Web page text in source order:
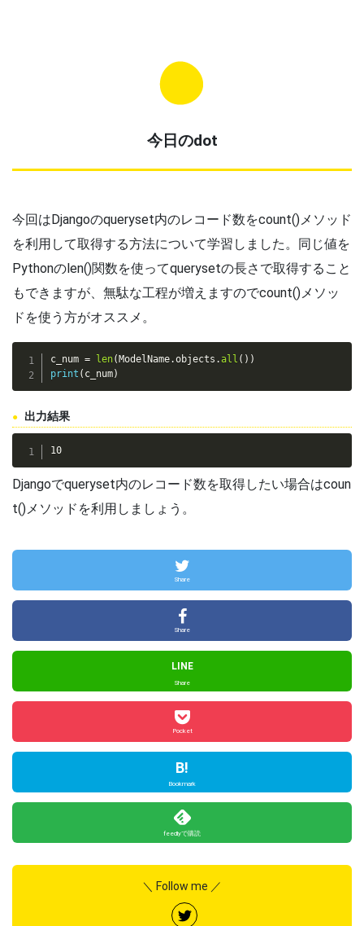
今日のdot
今回はDjangoのqueryset内のレコード数をcount()メソッド
を利用して取得する方法について学習しました。同じ値を
Pythonのlen()関数を使ってquerysetの長さで取得すること
もできますが、無駄な工程が増えますのでcount()メソッ
ドを使う方がオススメ。
c_num = len( ModelName.objects .all ( ) )
print ( c_num)
出力結果
10
Djangoでqueryset内のレコード数を取得したい場合はcoun
t()メソッドを利用しましょう。
Share
Share
LINE
Share
Pocket
B!
Bookmark
feedlyで購読
＼ Follow me ／